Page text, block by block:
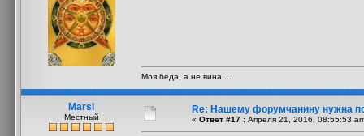
Моя беда, а не вина....
Marsi
Местный
Re: Нашему форумчанину нужна
« Ответ #17 : Апреля 21, 2016, 08:55:53